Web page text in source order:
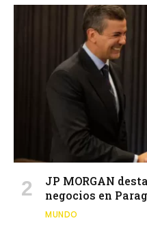
JP MORGAN
negocios en
MUNDO